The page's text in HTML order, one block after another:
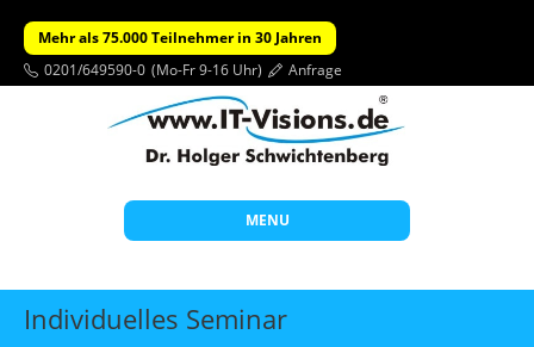
Mehr als 75.000 Teilnehmer in 30 Jahren
0201/649590-0 (Mo-Fr 9-16 Uhr) Anfrage
MENU
Start
Themen
Individuelles Seminar